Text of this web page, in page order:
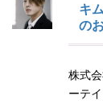
キ
の
株式
ーテ